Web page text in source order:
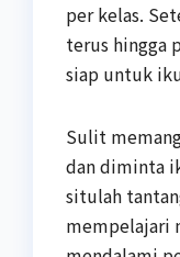
per kelas.
terus hingga
siap untuk
Sulit
dan diminta
situlah
mempelajari